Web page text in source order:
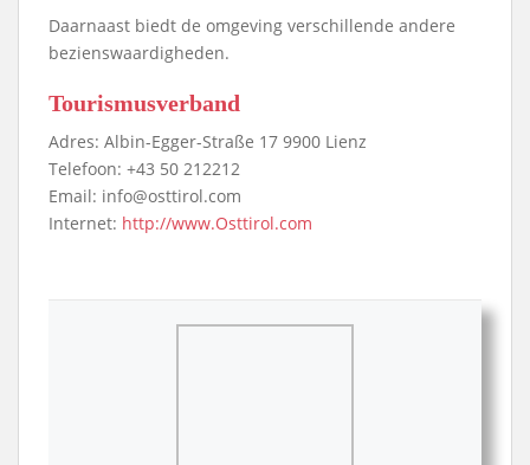
Daarnaast biedt de omgeving verschillende andere
bezienswaardigheden.
Tourismusverband
Adres: Albin-Egger-Straße 17 9900 Lienz
Telefoon: +43 50 212212
Email: info@osttirol.com
Internet: http://www.Osttirol.com